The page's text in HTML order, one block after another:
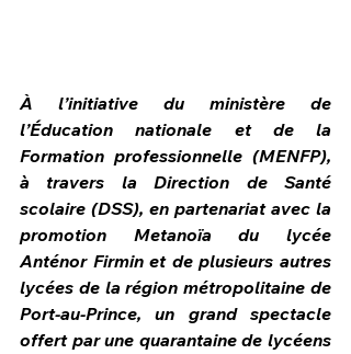
HPN Live
À l’initiative du ministère de
l’Éducation nationale et de la
Formation professionnelle (MENFP),
à travers la Direction de Santé
scolaire (DSS), en partenariat avec la
promotion Metanoïa du lycée
Anténor Firmin et de plusieurs autres
lycées de la région métropolitaine de
Port-au-Prince, un grand spectacle
offert par une quarantaine de lycéens